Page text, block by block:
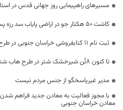
مسیرهای راهپیمایی روز جهانی قدس در
کاشت 50 هکتار جو در اراضی پایاب سد رزه پس از سالها بلاتکلیفی
ثبت نام 11 کتابفروشی خراسان جنوبی در طرح پاییزه کتاب
تا کنون ۸تُن شیرخشک شتر در طرح هاب شتر خراسان جنوبی تولید شده است
مدیر غیرپاسخگو از جنس مردم نیست
معادن خراسان جنوبی